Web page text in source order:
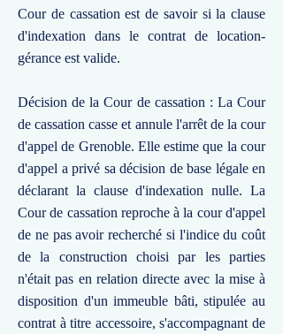
Cour de cassation est de savoir si la clause
d'indexation dans le contrat de location-
gérance est valide.
Décision de la Cour de cassation : La Cour
de cassation casse et annule l'arrêt de la cour
d'appel de Grenoble. Elle estime que la cour
d'appel a privé sa décision de base légale en
déclarant la clause d'indexation nulle. La
Cour de cassation reproche à la cour d'appel
de ne pas avoir recherché si l'indice du coût
de la construction choisi par les parties
n'était pas en relation directe avec la mise à
disposition d'un immeuble bâti, stipulée au
contrat à titre accessoire, s'accompagnant de